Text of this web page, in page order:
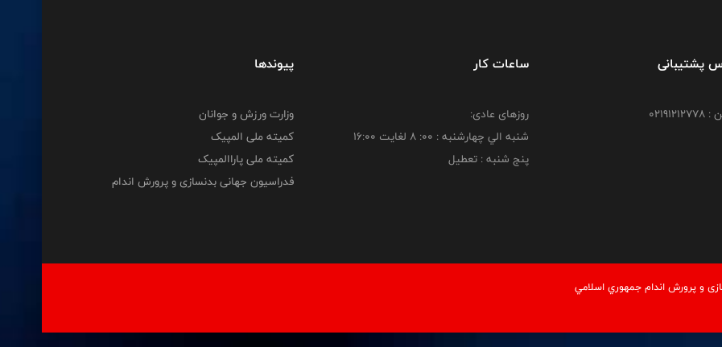
پشتیبانی ساعات کار
روزهای عادی:
شنبه الي چهارشنبه : 00: 8 لغايت 16:00
پنج شنبه : تعطیل
پیوندها
وزارت ورزش و جوانان
کمیته ملی المپیک
کمیته ملی پاراالمپیک
فدراسیون جهانی بدنسازی و پرورش اندام
و پرورش اندام جمهوري اسلامي